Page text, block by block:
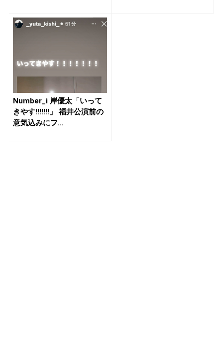
Number_i 岸優太「いって
きやす!!!!!!!」 福井公演前の
意気込みにフ...